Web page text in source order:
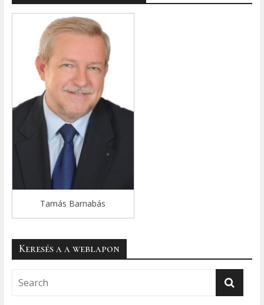
Tamás Barnabás
Keresés a a weblapon